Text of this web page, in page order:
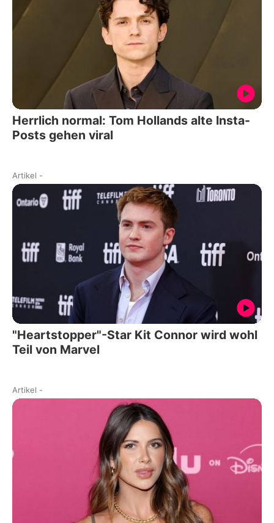
Herrlich normal: Tom Hollands alte Insta-
Posts gehen viral
Artikel -
"Heartstopper"-Star Kit Connor wird wohl
Teil von Marvel
Artikel -